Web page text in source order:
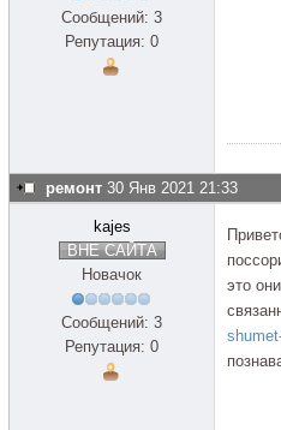
Сообщений: 3
Репутация: 0
ремонт 30 Янв 2021 21:33
kajes
ВНЕ САЙТА
Новачок
Сообщений: 3
Репутация: 0
это